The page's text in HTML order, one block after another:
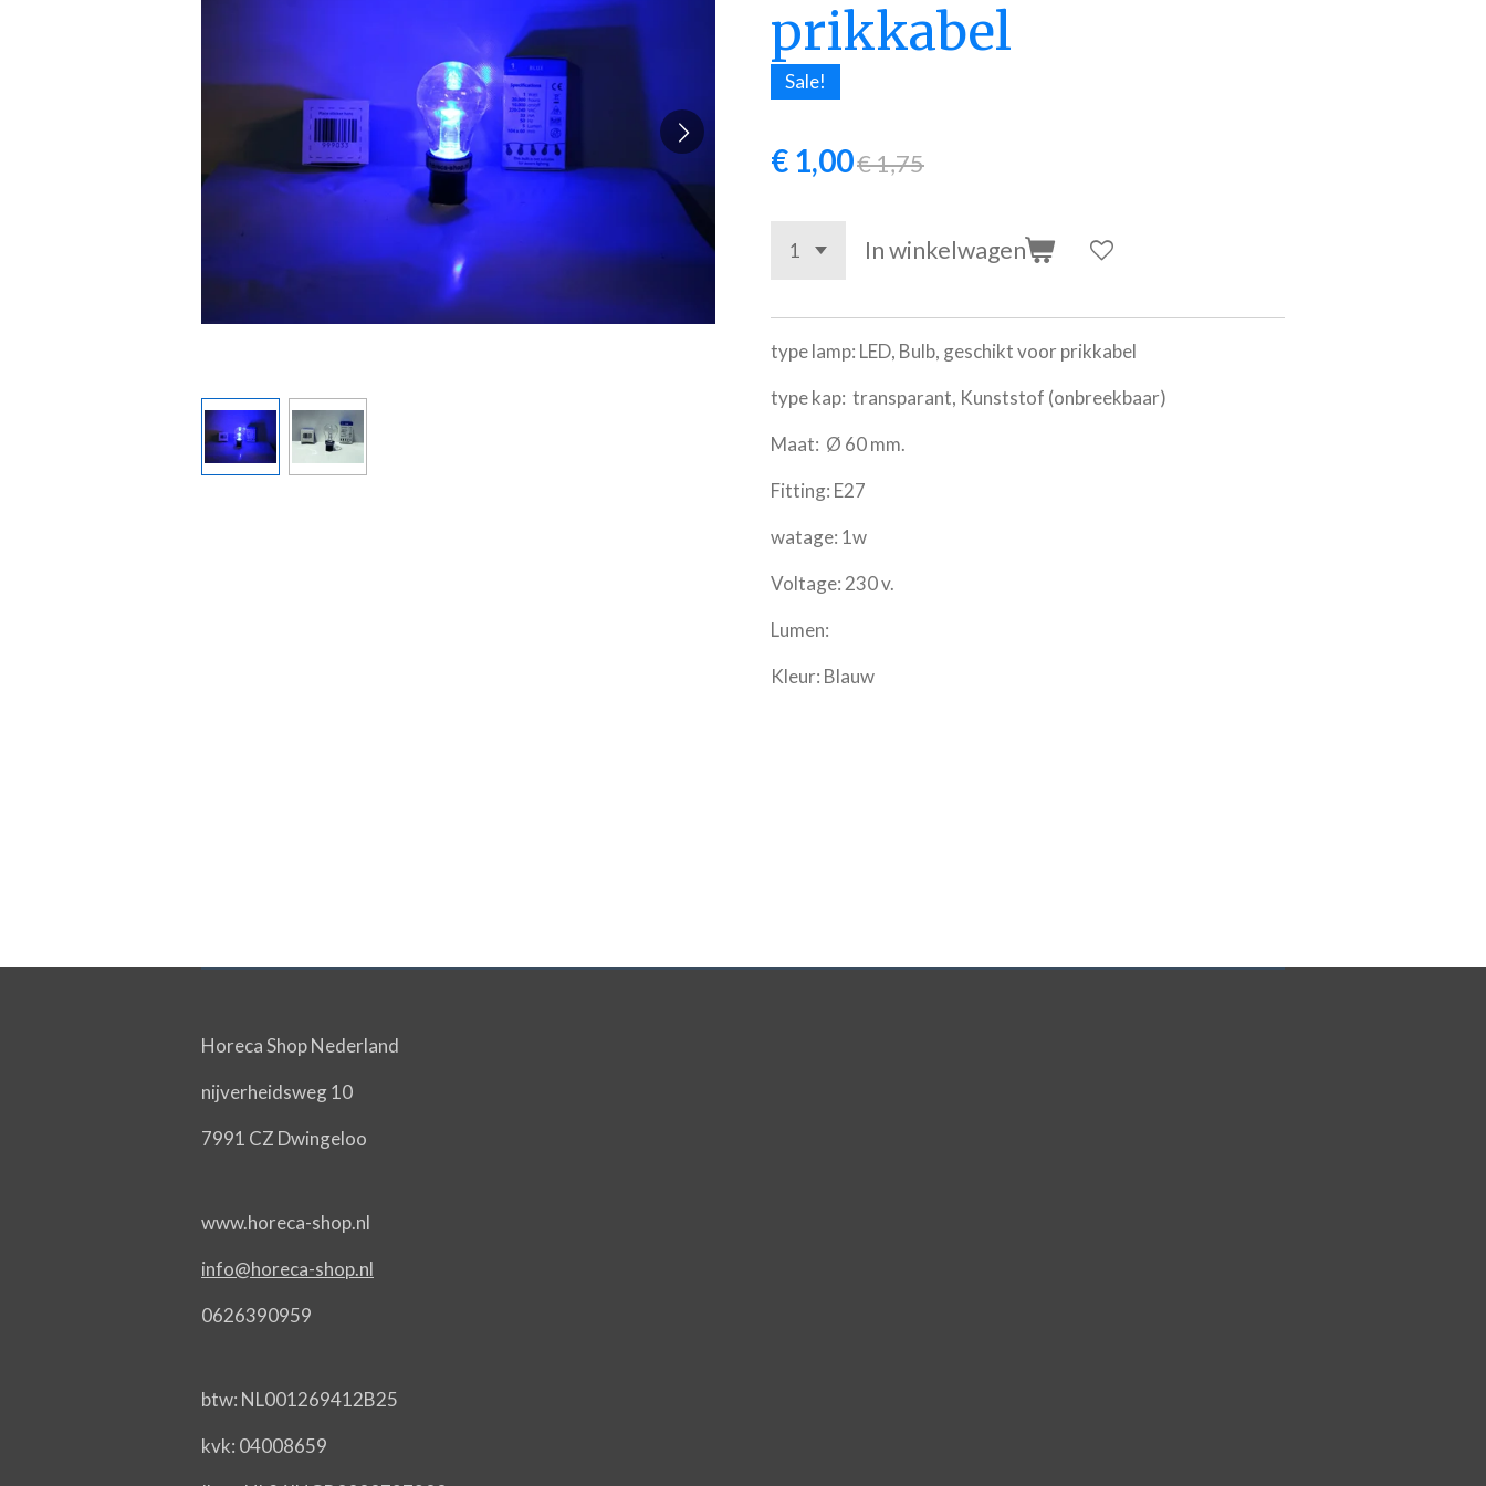
prikkabel
Sale!
€ 1,00€ 1,75
In winkelwagen
type lamp: LED, Bulb, geschikt voor prikkabel
type kap: transparant, Kunststof (onbreekbaar)
Maat: Ø 60 mm.
Fitting: E27
watage: 1w
Voltage: 230 v.
Lumen:
Kleur: Blauw
Horeca Shop Nederland
nijverheidsweg 10
7991 CZ Dwingeloo
www.horeca-shop.nl
info@horeca-shop.nl
0626390959
btw: NL001269412B25
kvk: 04008659